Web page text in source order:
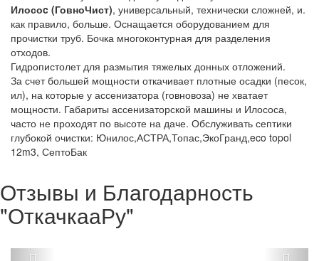
Илосоc (ГовноЧист), универсальный, технически сложней, и.
как правило, больше. Оснащается оборудованием для
прочистки труб. Бочка многоконтурная для разделения
отходов.
Гидропистолет для размытия тяжелых донных отложений.
За счет большей мощности откачивает плотные осадки (песок,
ил), на которые у ассенизатора (говновоза) не хватает
мощности. Габариты ассенизаторской машины и Илососа,
часто не проходят по высоте на даче. Обслуживать септики
глубокой очистки: Юнилос,АСТРА,Топас,ЭкоГранд,eco topol
12m3, СептоБак
Отзывы и Благодарность
"ОткачкааРу"